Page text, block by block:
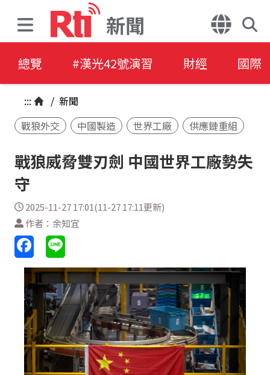
新聞
總覽 #漢光42號演習 財經 國際
::: / 新聞
戰狼外交
中國製造 世界工廠 供應鏈重組
戰狼威脅雙刃劍 中國世界工廠勢失
守
2025-11-27 17:01(11-27 17:11更新)
作者：余知宜